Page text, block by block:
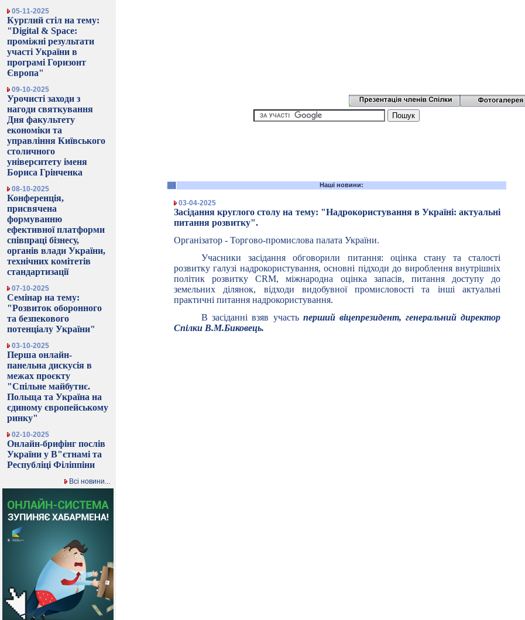
05-11-2025
Курглий стіл на тему:
"Digital & Space:
проміжні результати
участі України в
програмі Горизонт
Європа"
09-10-2025
Урочисті заходи з
нагоди святкування
Дня факультету
економіки та
управління Київського
столичного
університету іменя
Бориса Грінченка
08-10-2025
Конференція,
присвячена
формуванню
ефективної платформи
співпраці бізнесу,
органів влади України,
технічних комітетів
стандартизації
07-10-2025
Семінар на тему:
"Розвиток оборонного
та безпекового
потенціалу України"
03-10-2025
Перша онлайн-
панельна дискусія в
межах проєкту
"Спільне майбутнє.
Польща та Україна на
єдиному європейському
ринку"
02-10-2025
Онлайн-брифінг послів
України у В"єтнамі та
Республіці Філіппіни
Всі новини...
Наші новини:
03-04-2025
Засідання круглого столу на тему: "Надрокористування в Україні: актуальні
питання розвитку".
Організатор - Торгово-промислова палата України.
Учасники засідання обговорили питання: оцінка стану та сталості
розвитку галузі надрокористування, основні підходи до вироблення внутрішніх
політик розвиткуCRM, міжнародна оцінка запасів, питання доступу до
земельних ділянок, відходи видобувної промисловості та інші актуальні
практичні питання надрокористування.
В засіданні взяв участь перший віцепрезидент, генеральний директор
Спілки В.М.Биковець.